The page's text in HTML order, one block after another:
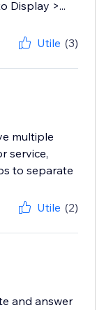
Display >...
Utile (3)
multiple
service,
to separate
Utile (2)
and answer